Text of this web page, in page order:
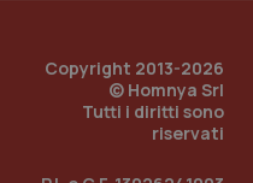
Copyright 2013-2026
© Homnya Srl
Tutti i diritti sono
riservati
mese